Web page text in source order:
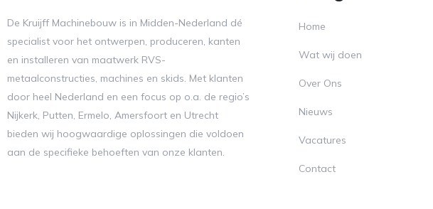
De Kruijff Machinebouw is in Midden-Nederland dé
specialist voor het ontwerpen, produceren, kanten
en installeren van maatwerk RVS-
metaalconstructies, machines en skids. Met klanten
door heel Nederland en een focus op o.a. de regio’s
Nijkerk, Putten, Ermelo, Amersfoort en Utrecht
bieden wij hoogwaardige oplossingen die voldoen
aan de specifieke behoeften van onze klanten.
Home
Wat wij doen
Over Ons
Nieuws
Vacatures
Contact